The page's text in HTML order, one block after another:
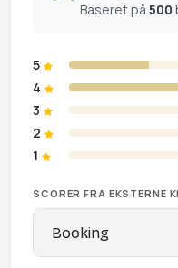
Baseret på 500
5
4
3
2
1
SCORER FRA EKSTERNE
Booking